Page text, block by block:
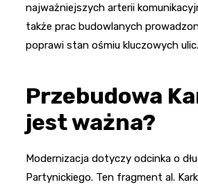
najważniejszych arterii
także prac budowlanych
poprawi stan ośmiu kluczowych ulic.
Przebudowa
jest ważna?
Modernizacja dotyczy odcinka o
Partynickiego. Ten fragment al.